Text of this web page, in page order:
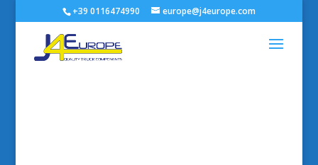
+39 0116474990 europe@j4europe.com